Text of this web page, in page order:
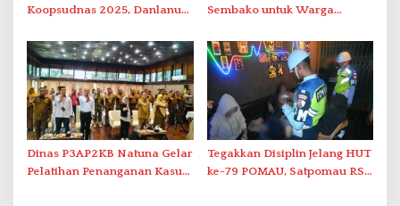
Koopsudnas 2025, Danlanud
Sukhoi Amankan Udara RI
Sembako untuk Warga
Wujud Tanggung Jawab
Sosial
Dinas P3AP2KB Natuna Gelar
Pelatihan Penanganan Kasus
Tegakkan Disiplin Jelang HUT
ke-79 POMAU, Satpomau RSA